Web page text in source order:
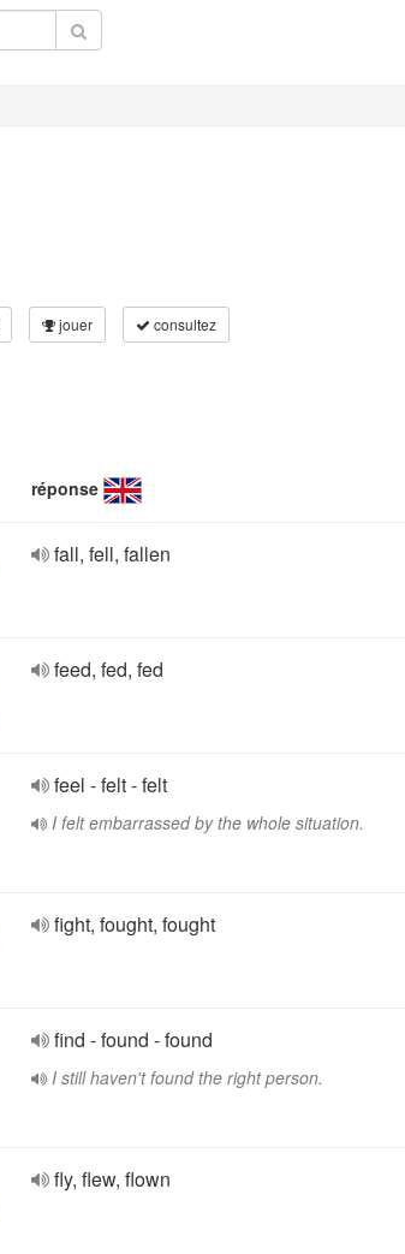
jouer consultez
réponse
fall, fell, fallen
feed, fed, fed
feel - felt - felt
I felt embarrassed by the whole situation.
fight, fought, fought
find - found - found
I still haven't found the right person.
fly, flew, flown